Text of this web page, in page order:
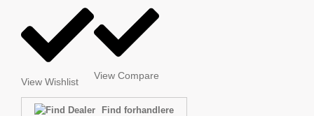
View Wishlist
View Compare
Find forhandlere